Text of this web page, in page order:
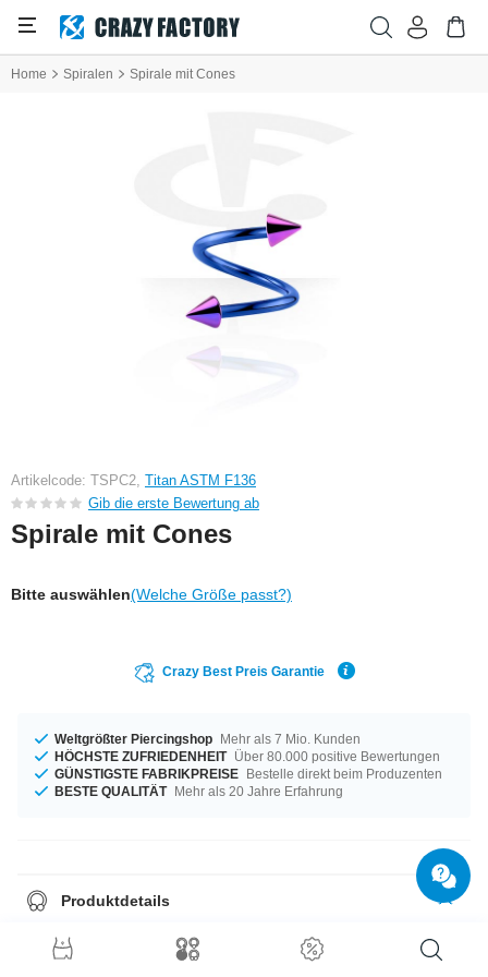
Home Spiralen Spirale mit Cones
Artikelcode: TSPC2, Titan ASTM F136
Gib die erste Bewertung ab
Spirale mit Cones
Bitte auswählen(Welche Größe passt?)
Crazy Best Preis Garantie
Weltgrößter Piercingshop Mehr als 7 Mio. Kunden
HÖCHSTE ZUFRIEDENHEIT Über 80.000 positive Bewertungen
GÜNSTIGSTE FABRIKPREISE Bestelle direkt beim Produzenten
BESTE QUALITÄT Mehr als 20 Jahre Erfahrung
Produktdetails
dich bereit. Mit Durchmessern von 8 mm und 10 mm auf Lager vorrätig.
Auch bei unseren Farben ist maximale Vielfalt geboten, zur Zeit